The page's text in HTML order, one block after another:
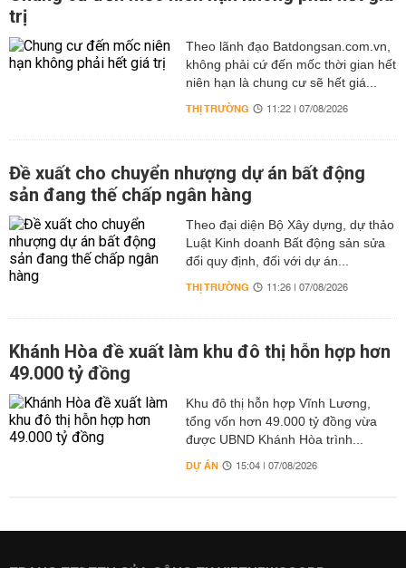
trị
Theo lãnh đạo Batdongsan.com.vn,
không phải cứ đến mốc thời gian hết
niên hạn là chung cư sẽ hết giá...
THỊ TRƯỜNG 11:22 | 07/08/2026
Đề xuất cho chuyển nhượng dự án bất động
sản đang thế chấp ngân hàng
Theo đại diện Bộ Xây dựng, dự thảo
Luật Kinh doanh Bất động sản sửa
đổi quy định, đối với dự án...
THỊ TRƯỜNG 11:26 | 07/08/2026
Khánh Hòa đề xuất làm khu đô thị hỗn hợp hơn
49.000 tỷ đồng
Khu đô thị hỗn hợp Vĩnh Lương,
tổng vốn hơn 49.000 tỷ đồng vừa
được UBND Khánh Hòa trình...
DỰ ÁN 15:04 | 07/08/2026